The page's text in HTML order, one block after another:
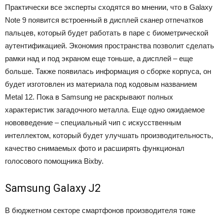
Практически все эксперты сходятся во мнении, что в Galaxy
Note 9 появится встроенный в дисплей сканер отпечатков
пальцев, который будет работать в паре с биометрической
аутентификацией. Экономия пространства позволит сделать
рамки над и под экраном еще тоньше, а дисплей – еще
больше. Также появилась информация о сборке корпуса, он
будет изготовлен из материала под кодовым названием
Metal 12. Пока в Samsung не раскрывают полных
характеристик загадочного металла. Еще одно ожидаемое
нововведение – специальный чип с искусственным
интеллектом, который будет улучшать производительность,
качество снимаемых фото и расширять функционал
голосового помощника Bixby.
Samsung Galaxy J2
В бюджетном секторе смартфонов производителя тоже